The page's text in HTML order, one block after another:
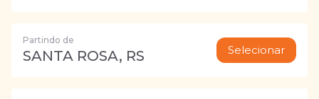
Partindo de
SANTA ROSA, RS Selecionar